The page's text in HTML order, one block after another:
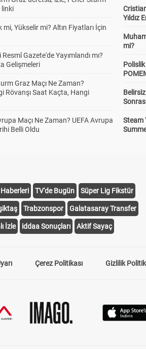
linki
mi, Yükselir mi? Altın Fiyatları İçin
Gazete'de Yayımlandı mı?
Gelişmeleri
Graz Maçı Ne Zaman?
Rövanşı Saat Kaçta, Hangi
Maçı Ne Zaman? UEFA Avrupa
Belli Oldu
Yıldız
mi?
Steam
TV'de Bugün Süper Lig Fikstür
Trabzonspor Galatasaray Transfer
İzle iddaa Sonuçları Aktif Sayaç
Çerez Politikası Gizlilik